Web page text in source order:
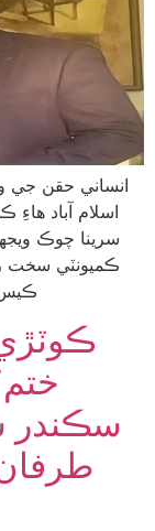
انساني حقن جي
اسلام آباد
سرينا چوڪ
ڪميونٽي سخت
ڪيس
سڪندر